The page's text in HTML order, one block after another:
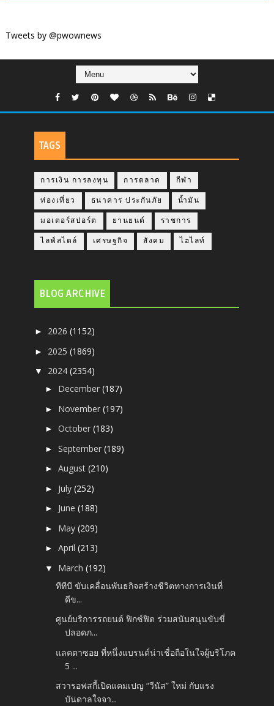
Tweets by @pwownews
TAGS
การเงิน การลงทุน การตลาด กีฬา
ท่องเที่ยว ธนาคาร ประกันภัย น้ำมัน
มอเตอร์สปอร์ต ยานยนต์ ราชการ
ไลฟ์สไตล์ เศรษฐกิจ สังคม ไฮไลท์
BLOG ARCHIVE
► 2026(1152)
► 2025(1869)
▼ 2024(2354)
► December(187)
► November(197)
►October(183)
►September(189)
►August(210)
► July(252)
► June(188)
► May(209)
►April(213)
▼ March(192)
ทีทีบี ขับเคลื่อนพันธกิจสร้างชีวิตทางการเงินที่
ดีข...
ศูนย์บริการรถยนต์ ฟิกซ์ฟิต ร่วมสนับสนุนขับขี่
ปลอดภ...
แลคตาซอย ที่หนึ่งแบรนด์น่าเชื่อถือในใจผู้บริโภค
5 ...
สวารอฟสกี้เปิดแคมเปญ “วีนัส” ใหม่ กับแรง
บันดาลใจจา...